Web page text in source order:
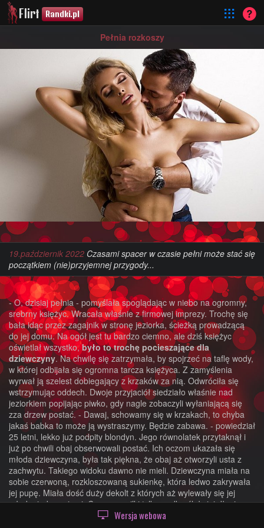
Flirt Randki.pl
Wersja webowa
Pełnia rozkoszy
19.październik 2022 Czasami spacer w czasie pełni może stać się
początkiem (nie)przyjemnej przygody...
- O, dzisiaj pełnia - pomyślała spoglądając w niebo na ogromny,
srebrny księżyc. Wracała właśnie z firmowej imprezy. Trochę się
bała idąc przez zagajnik w stronę jeziorka, ścieżką prowadzącą
do jej domu. Na ogół jest tu bardzo ciemno, ale dziś księżyc
oświetlał wszystko,było to trochę pocieszające dla
dziewczyny. Na chwilę się zatrzymała, by spojrzeć na taflę wody,
w której odbijała się ogromna tarcza księżyca. Z zamyślenia
wyrwał ją szelest dobiegający z krzaków za nią. Odwróciła się
wstrzymując oddech. Dwoje przyjaciół siedziało właśnie nad
jeziorkiem popijając piwko, gdy nagle zobaczyli wyłaniającą się
zza drzew postać. - Dawaj, schowamy się w krzakach, to chyba
jakaś babka to może ją wystraszymy. Będzie zabawa. - powiedział
25 letni, lekko już podpity blondyn. Jego równolatek przytaknął i
już po chwili obaj obserwowali postać. Ich oczom ukazała się
młoda dziewczyna, była tak piękna, że obaj aż otworzyli usta z
zachwytu. Takiego widoku dawno nie mieli. Dziewczyna miała na
sobie czerwoną, rozkloszowaną sukienkę, która ledwo zakrywała
jej pupę. Miała dość duży dekolt z których aż wylewały się jej
młode, jędrne piersi. Czarne szpilki tylko podkreślały jej długie
nogi. Na jej blond włosach blask księżyca tworzył srebrną